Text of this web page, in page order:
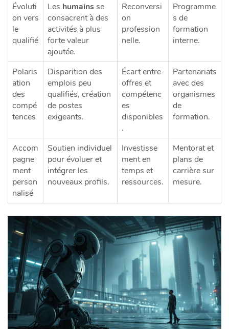
Évoluti
on vers
le
qualifié
Les humainsse
consacrent à des
activités à plus
forte valeur
ajoutée.
Reconversi
on
profession
nelle.
Programme
s de
formation
interne.
Polaris
ation
des
compé
tences
Disparition des
emplois peu
qualifiés, création
de postes
exigeants.
Écart entre
offres et
compétenc
es
disponibles
.
Partenariats
avec des
organismes
de
formation.
Accom
pagne
ment
person
nalisé
Soutien individuel
pour évoluer et
intégrer les
nouveaux profils.
Investisse
ment en
temps et
ressources.
Mentorat et
plans de
carrière sur
mesure.